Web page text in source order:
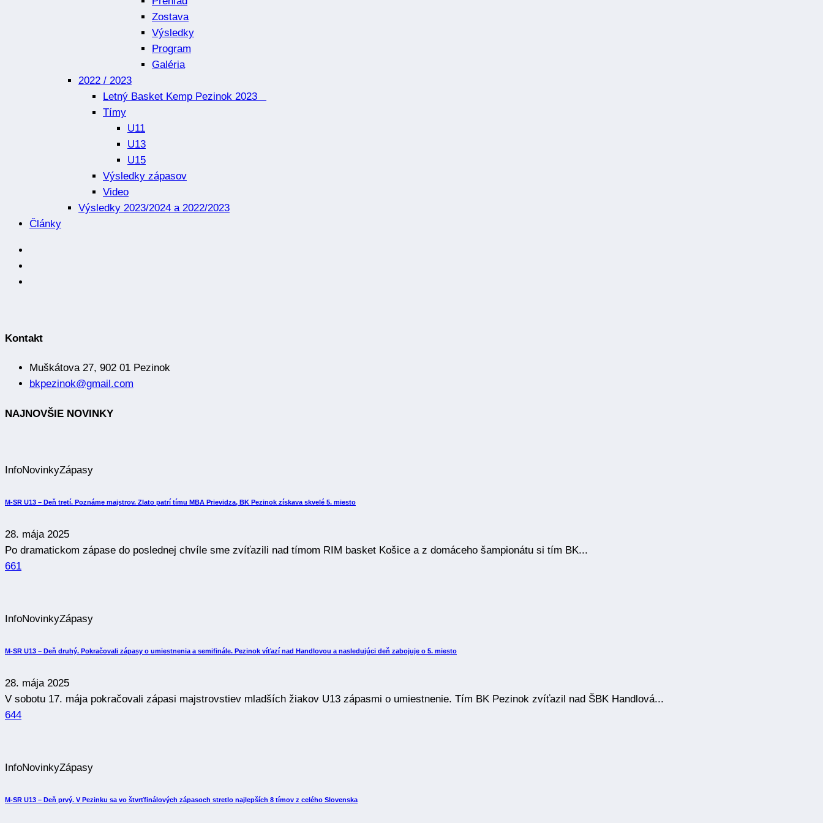
Zostava
Výsledky
Program
Galéria
2022 / 2023
Letný Basket Kemp Pezinok 2023
Tímy
U11
U13
U15
Výsledky zápasov
Video
Výsledky 2023/2024 a 2022/2023
Články
Kontakt
Muškátova 27, 902 01 Pezinok
bkpezinok@gmail.com
NAJNOVŠIE NOVINKY
InfoNovinkyZápasy
M-SR U13 – Deň tretí. Poznáme majstrov. Zlato patrí tímu MBA Prievidza, BK Pezinok získava skvelé 5. miesto
28. mája 2025
Po dramatickom zápase do poslednej chvíle sme zvíťazili nad tímom RIM basket Košice a z domáceho šampionátu si tím BK...
661
InfoNovinkyZápasy
M-SR U13 – Deň druhý. Pokračovali zápasy o umiestnenia a semifinále. Pezinok víťazí nad Handlovou a nasledujúci deň zabojuje o 5. miesto
28. mája 2025
V sobotu 17. mája pokračovali zápasi majstrovstiev mladších žiakov U13 zápasmi o umiestnenie. Tím BK Pezinok zvíťazil nad ŠBK Handlová...
644
InfoNovinkyZápasy
M-SR U13 – Deň prvý. V Pezinku sa vo štvrťfinálových zápasoch stretlo najlepších 8 tímov z celého Slovenska